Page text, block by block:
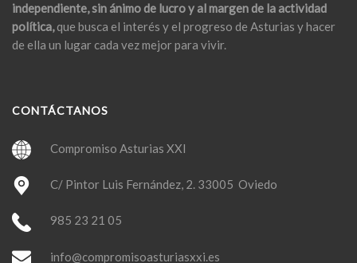
independiente, sin ánimo de lucro y al margen de la actividad
política,que busca el interés y el progreso de Asturias y hacer
de ella un lugar cada vez mejor para vivir.
CONTÁCTANOS
Compromiso Asturias XXI
C/ Pintor Luis Fernández, 2. 33005 Oviedo
985 23 21 05
info@compromisoasturiasxxi.es